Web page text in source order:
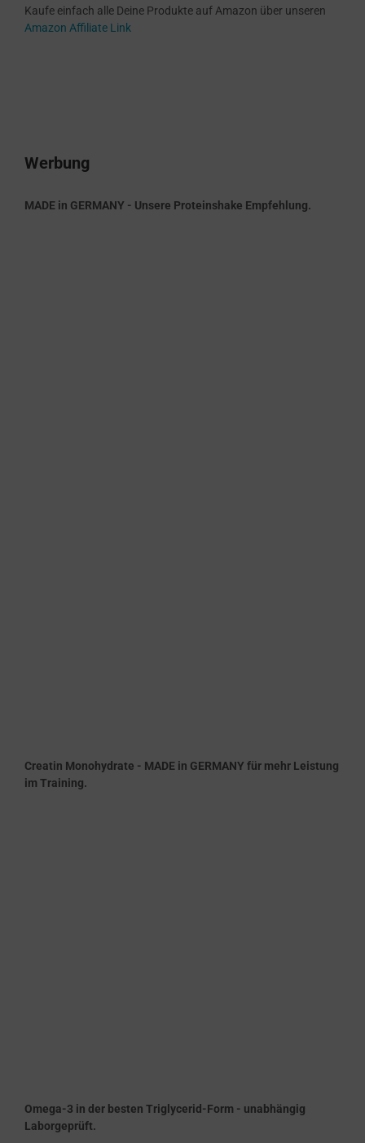
Kaufe einfach alle Deine Produkte auf Amazon über unseren
Amazon Affiliate Link
Werbung
MADE in GERMANY - Unsere Proteinshake Empfehlung.
Creatin Monohydrate - MADE in GERMANY für mehr Leistung
im Training.
Omega-3 in der besten Triglycerid-Form - unabhängig
Laborgeprüft.